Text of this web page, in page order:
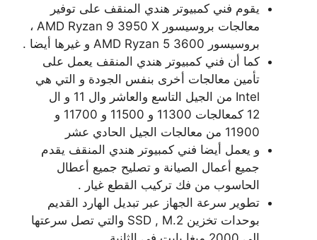
يقوم فني كمبيوتر هندي المنقف على توفير
معالجات بروسيسور AMD Ryzan 9 3950 X ،
بروسيسور AMD Ryzan 5 3600 و غيرها أيضا .
كما أن فني كمبيوتر هندي المنقف يعمل على
تأمين معالجات أخرى بنفس الجودة و التي هي
Intel من الجيل التاسع والعاشر وال 11 و ال
12 كمعالجات 11300 و 11500 و 11700 و
11900 من معالجات الجيل الحادي عشر
و يعمل أيضا فني كمبيوتر هندي المنقف يقدم
جميع أعمال الصيانة و تصليح جميع أعطال
الحاسوب من فك تركيب القطع غيار .
تطوير سرعة الجهاز عبر تبديل الهارد القديم
بوحدات تخزين SSD , M.2 والتي تصل سرعتها